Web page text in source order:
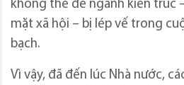
không thể để ngành kiến trúc
mặt xã hội – bị lép vế trong
bạch.
Vì vậy, đã đến lúc Nhà nước,